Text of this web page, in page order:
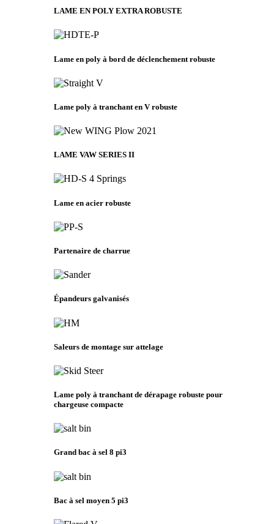
LAME EN POLY EXTRA ROBUSTE
Lame en poly à bord de déclenchement robuste
Lame poly à tranchant en V robuste
LAME VAW SERIES II
Lame en acier robuste
Partenaire de charrue
Épandeurs galvanisés
Saleurs de montage sur attelage
Lame poly à tranchant de dérapage robuste pour
chargeuse compacte
Grand bac à sel 8 pi3
Bac à sel moyen 5 pi3